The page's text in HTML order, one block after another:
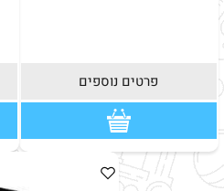
פרטים נוספים